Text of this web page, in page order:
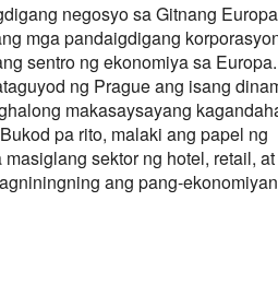
negosyo sa Gitnang
mga pandaigdigang
sentro ng ekonomiya sa
ng Prague ang isang
makasaysayang
pa rito, malaki ang papel ng
sektor ng hotel, retail, at
ang pang-